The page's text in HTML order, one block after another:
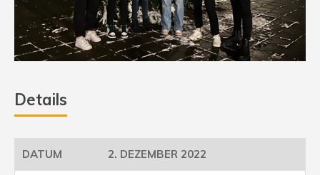
Details
2. DEZEMBER 2022